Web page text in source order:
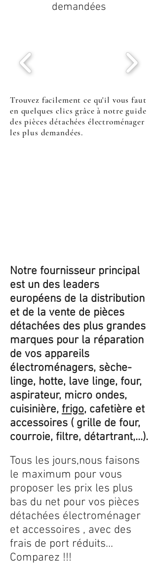
demandées
Trouvez facilement ce qu'il vous faut
en quelques clics grâce à notre guide
des pièces détachées électroménager
les plus demandées.
Notre fournisseur principal
est un des leaders
européens de la distribution
et de la vente de pièces
détachées des plus grandes
marques pour la réparation
de vos appareils
électroménagers, sèche-
linge, hotte, lave linge, four,
aspirateur, micro ondes,
cuisinière, frigo, cafetière et
accessoires ( grille de four,
courroie, filtre, détartrant,...).
Tous les jours,nous faisons
le maximum pour vous
proposer les prix les plus
bas du net pour vos pièces
détachées électroménager
et accessoires , avec des
frais de port réduits...
Comparez !!!